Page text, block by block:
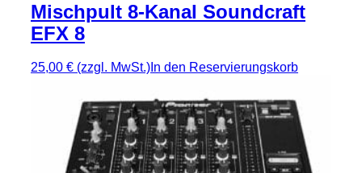
Mischpult 8-Kanal Soundcraft
EFX 8
25,00 € (zzgl. MwSt.) In den Reservierungskorb